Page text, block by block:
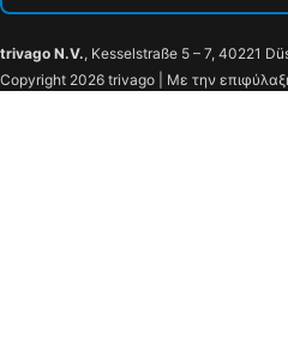
trivago N.V., Kesselstraße 5 – 7, 40221
Copyright 2026 trivago | Με την